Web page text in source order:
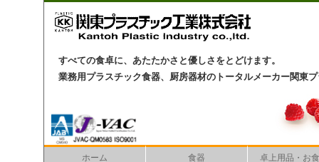
すべての食卓に、あたたかさと優しさをとどけます。
業務用プラスチック食器、厨房器材のトータルメーカー関東
ホーム 食器
卓上用品・お